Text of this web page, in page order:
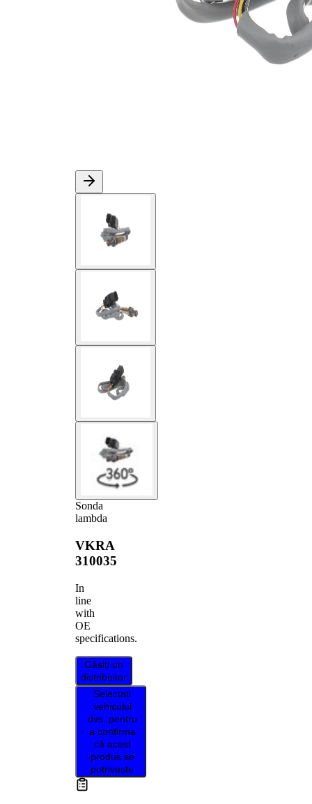
Sonda
lambda
VKRA
310035
In
line
with
OE
specifications.
Găsiți un
distribuitor
Selectați
vehiculul
dvs. pentru
a confirma
că acest
produs se
potrivește